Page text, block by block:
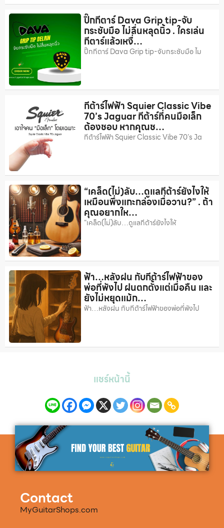
ปิ๊กกีตาร์ Dava Grip tip-จับ
กระชับมือ ไม่ลื่นหลุดนิ้ว . ใครเล่น
กีตาร์แล้วเหงื่…
ปิ๊กกีตาร์ Dava Grip tip-จับกระชับมือ ไม
กีต้าร์ไฟฟ้า Squier Classic Vibe
70’s Jaguar กีต้าร์ที่คนมือเล็ก
ต้องชอบ หากคุณช…
กีต้าร์ไฟฟ้า Squier Classic Vibe 70’s Ja
“เคล็ด(ไม่)ลับ…ดูแลกีต้าร์ยังไงให้
เหมือนพึ่งแกะกล่องเมื่อวาน?” . ถ้า
คุณอยากให…
“เคล็ด(ไม่)ลับ…ดูแลกีต้าร์ยังไงให้
ฟ้า…หลังฝน กับกีต้าร์ไฟฟ้าของ
พ่อที่พังไป ฝนตกตั้งแต่เมื่อคืน และ
ยังไม่หยุดแม้ก…
ฟ้า…หลังฝน กับกีต้าร์ไฟฟ้าของพ่อที่พังไป
แชร์หน้านี้
Contact
MyGuitarShops.com